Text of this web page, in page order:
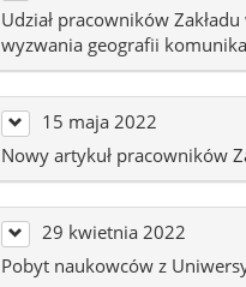
Udział pracowników
wyzwania geografii
15 maja 2022
Nowy artykuł pracowników
29 kwietnia 2022
Pobyt naukowców z